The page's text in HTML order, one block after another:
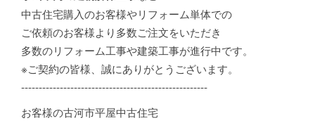
中古住宅購入のお客様やリフォーム単体での
ご依頼のお客様より多数ご注文をいただき
多数のリフォーム工事や建築工事が進行中です。
※ご契約の皆様、誠にありがとうございます。
-----------------------------------------------------
お客様の古河市平屋中古住宅